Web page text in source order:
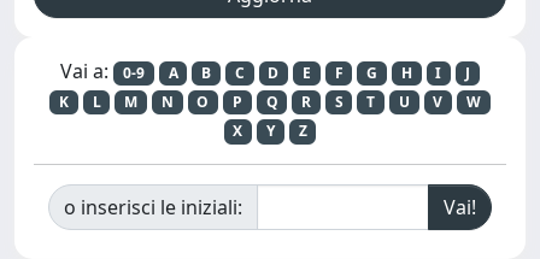
Vai a: 0-9 A B C D E F G H I
J
K
L M N O P Q R S T U V
W
X
Y Z
o inserisci le iniziali: